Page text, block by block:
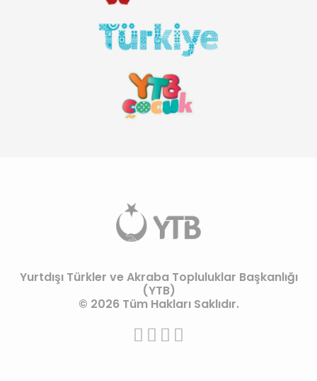
Yurtdışı Türkler ve Akraba Topluluklar Başkanlığı
(YTB)
© 2026 Tüm Hakları Saklıdır.